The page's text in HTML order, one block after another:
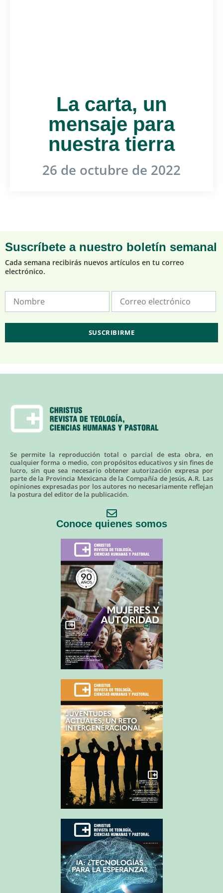
La carta, un
mensaje para
nuestra tierra
26 de octubre de 2022
Suscríbete a nuestro boletín semanal
Cada semana recibirás nuevos artículos en tu correo
electrónico.
Se permite la reproducción total o parcial de esta obra, en
cualquier forma o medio, con propósitos educativos y sin fines de
lucro, sin que sea necesario obtener autorización expresa por
parte de la Provincia Mexicana de la Compañía de Jesús, A.R. Las
opiniones expresadas por los autores no necesariamente reflejan
la postura del editor de la publicación.
Conoce quienes somos